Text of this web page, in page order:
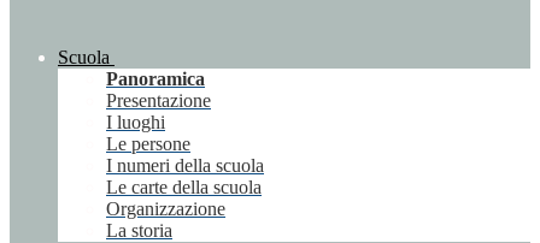
Scuola
Panoramica
Presentazione
I luoghi
Le persone
I numeri della scuola
Le carte della scuola
Organizzazione
La storia